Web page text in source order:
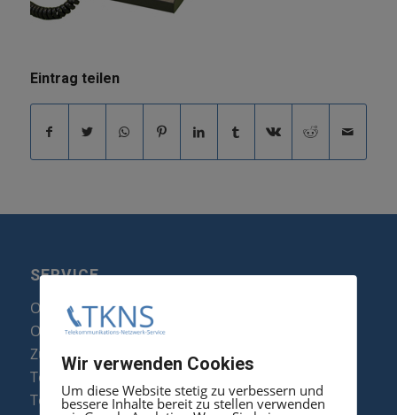
Eintrag teilen
SERVICE
Optipoint Display Reparatur
Octophon F Display Reparatur
Zubehör & Ersatzteile
Telefonanlagen Optimierung
Telefonanlagen Erweiterung
Wir verwenden Cookies
Um diese Website stetig zu verbessern und
bessere Inhalte bereit zu stellen verwenden